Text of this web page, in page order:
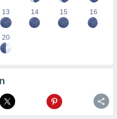
13 14 15 16
20